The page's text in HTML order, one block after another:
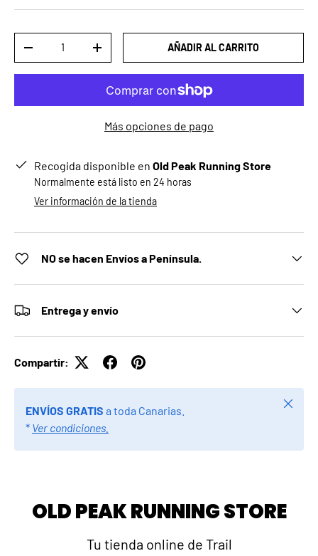
DISMINUIR CANTIDADAUMENTAR LA CANTIDADAÑADIR AL CARRITO
Más opciones de pago
Recogida disponible en Old Peak Running Store
Normalmente está listo en 24 horas
Ver información de la tienda
NO se hacen Envíos a Península.
Entrega y envío
Compartir:
ENVÍOS GRATIS a toda Canarias.
* Ver condiciones.
Cerrar
OLD PEAK RUNNING STORE
Tu tienda online de Trail